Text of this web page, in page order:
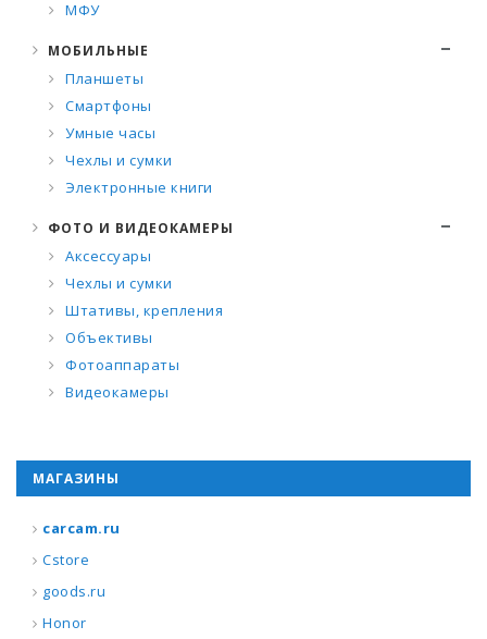
МФУ
МОБИЛЬНЫЕ
Планшеты
Смартфоны
Умные часы
Чехлы и сумки
Электронные книги
ФОТО И ВИДЕОКАМЕРЫ
Аксессуары
Чехлы и сумки
Штативы, крепления
Объективы
Фотоаппараты
Видеокамеры
МАГАЗИНЫ
carcam.ru
Cstore
goods.ru
Honor